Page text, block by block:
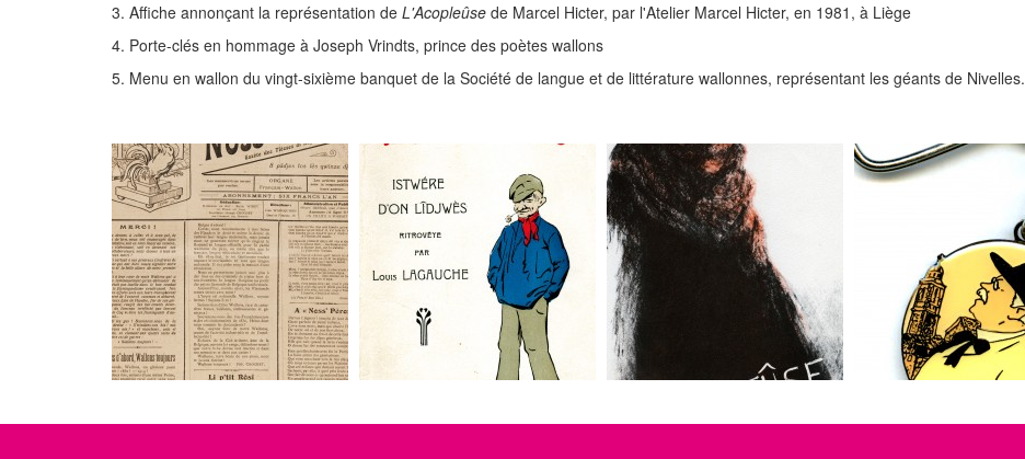
3. Affiche annonçant la représentation de L'Acopleûse de Marcel Hicter, par l'Atelier Marcel Hicter, en 1981, à Liège
4. Porte-clés en hommage à Joseph Vrindts, prince des poètes wallons
5. Menu en wallon du vingt-sixième banquet de la Société de langue et de littérature wallonnes, représentant les géants de Nivelles.